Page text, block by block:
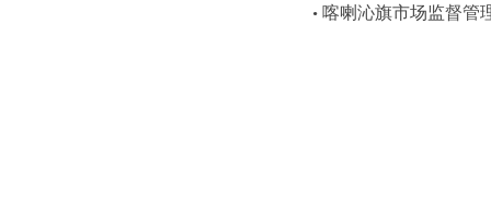
• 喀喇沁旗市场监督管